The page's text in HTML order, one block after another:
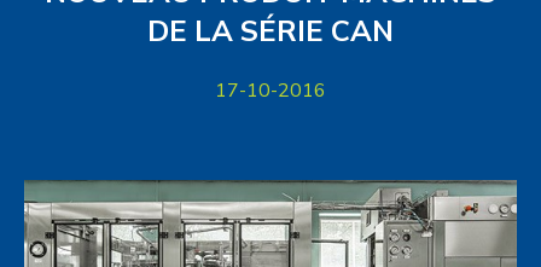
DE LA SÉRIE CAN
17-10-2016